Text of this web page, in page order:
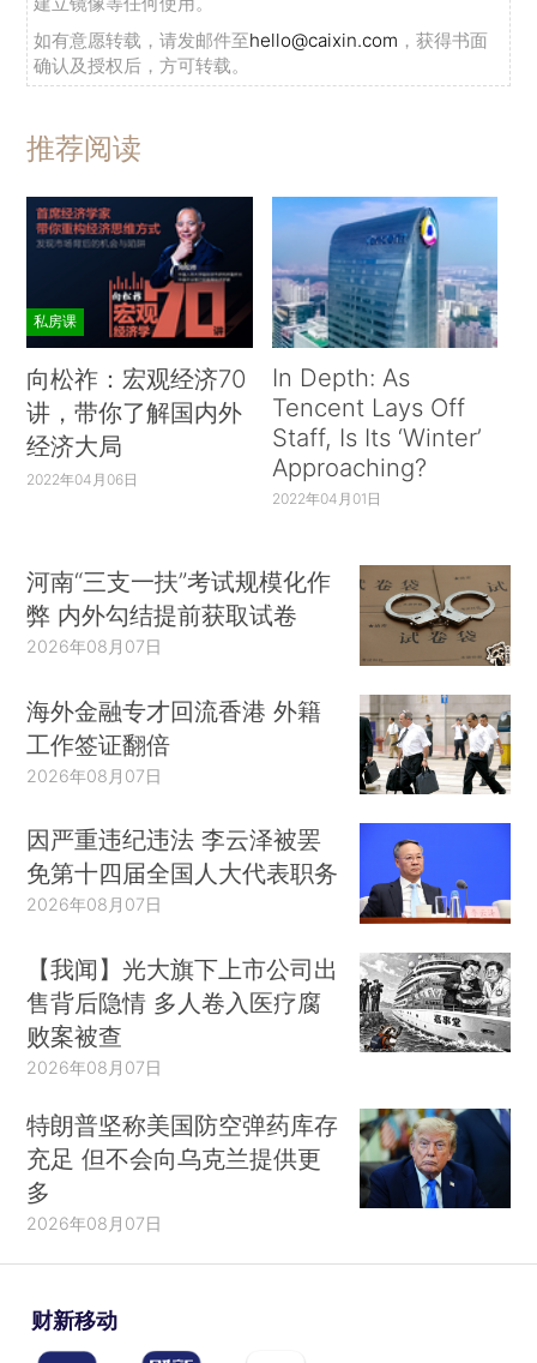
如有意愿转载，请发邮件至hello@caixin.com ，获得书面
确认及授权后，方可转载。
推荐阅读
私房课
向松祚：宏观经济70
讲，带你了解国内外
经济大局
2022年04月06日
In Depth: As
Tencent Lays Off
Staff, Is Its ‘Winter’
Approaching?
2022年04月01日
河南“三支一扶”考试规模化作
弊 内外勾结提前获取试卷
2026年08月07日
海外金融专才回流香港 外籍
工作签证翻倍
2026年08月07日
因严重违纪违法 李云泽被罢
免第十四届全国人大代表职务
2026年08月07日
【我闻】光大旗下上市公司出
售背后隐情 多人卷入医疗腐
败案被查
2026年08月07日
特朗普坚称美国防空弹药库存
充足 但不会向乌克兰提供更
多
2026年08月07日
财新移动